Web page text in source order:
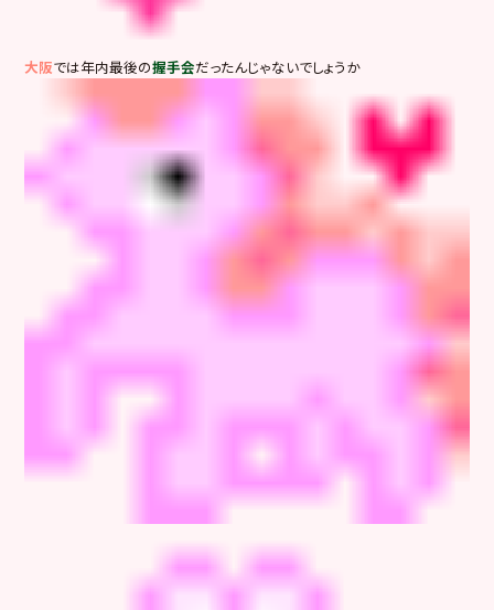
大阪では年内最後の握手会だったんじゃないでしょうか